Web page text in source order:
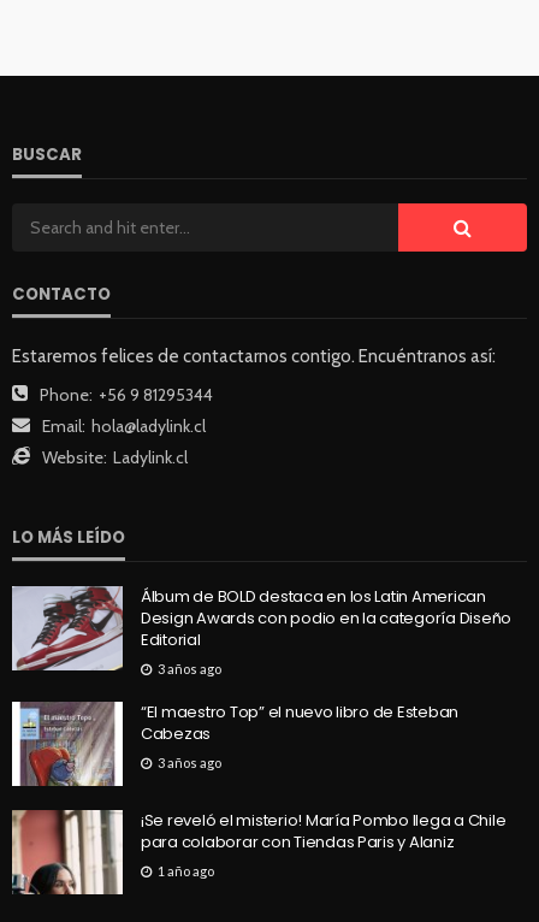
BUSCAR
CONTACTO
Estaremos felices de contactarnos contigo. Encuéntranos así:
Phone: +56 9 81295344
Email: hola@ladylink.cl
Website: Ladylink.cl
LO MÁS LEÍDO
Álbum de BOLD destaca en los Latin American
Design Awards con podio en la categoría Diseño
Editorial
3 años ago
“El maestro Top” el nuevo libro de Esteban
Cabezas
3 años ago
¡Se reveló el misterio! María Pombo llega a Chile
para colaborar con Tiendas Paris y Alaniz
1 año ago